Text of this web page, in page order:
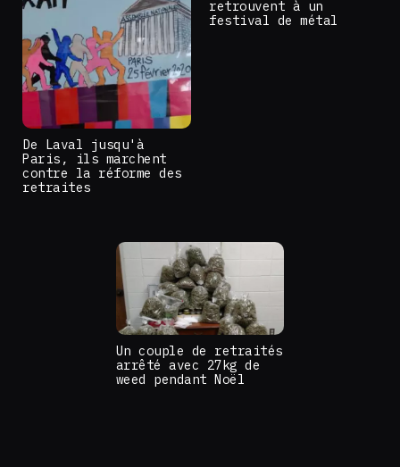
De Laval jusqu'à
Paris, ils marchent
contre la réforme des
retraites
retrouvent à un
festival de métal
Un couple de retraités
arrêté avec 27kg de
weed pendant Noël